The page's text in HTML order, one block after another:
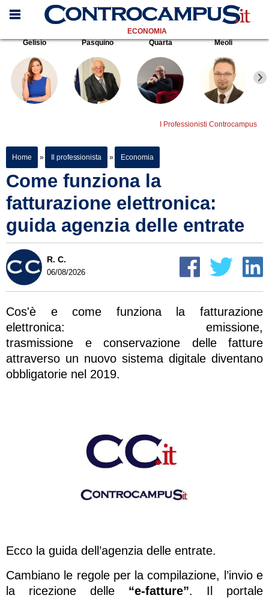
ECONOMIA
Gelisio
Pasquino Quarta Meoli
I Professionisti Controcampus
Home » Il professionista » Economia
Come funziona la
fatturazione elettronica:
guida agenzia delle entrate
R. C.
06/08/2026
Cos'è e come funziona la fatturazione
elettronica: emissione,
trasmissione e conservazione delle fatture
attraverso un nuovo sistema digitale diventano
obbligatorie nel 2019.
Ecco la guida dell’agenzia delle entrate.
Cambiano le regole per la compilazione, l’invio e
la ricezione delle “e-fatture”. Il portale